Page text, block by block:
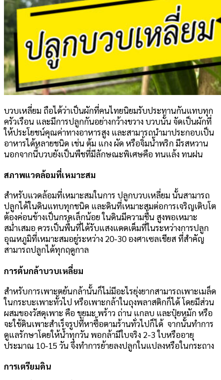
บวบเหลี่ยม ถือได้ว่าเป็นผักที่คนไทยนิยมรับประทานกันแทบทุก
ครัวเรือน และมีการปลูกกันอย่างกว้างขวาง บวบนั้น จัดเป็นผักที่
ให้ประโยชน์คุณค่าทางอาหารสูง และสามารถนำมาประกอบเป็น
อาหารได้หลายชนิด เช่น ต้ม แกง ผัด หรือจิ้มน้ำพริก มีรสหวาน
นอกจากนี้บวบยังเป็นพืชที่มีลักษณะพิเศษคือ ทนแล้ง ทนฝน
สภาพแวดล้อมที่เหมาะสม
สำหรับแวดล้อมที่เหมาะสมในการ ปลูกบวบเหลี่ยม นั้นสามารถ
ปลูกได้ในดินแทบทุกชนิด และดินที่เหมาะสมต่อการเจริญเติบโต
ต้องค่อนข้างเป็นกรดเล็กน้อย ในดินมีความชื้น สูงพอเหมาะ
สม่ำเสมอ ควรเป็นพื้นที่ได้รับแสงแดดเต็มที่ในระหว่างการปลูก
อุณหภูมิที่เหมาะสมอยู่ระหว่าง 20-30 องศาเซลเชียส ที่สำคัญ
สามารถปลูกได้ทุกฤดูกาล
การต้นกล้าบวบเหลี่ยม
สำหรับการเพาะตย้นกล้านั้นก็ไม่มีอะไรยุ่งยากสามารถเพาะเมล็ด
ในกระบะเพาะทั้วไป หรือเพาะกล้าในถุงพลาสติกก็ได้ โดยมีส่วน
ผสมของวัสดุเพาะ คือ ขุยมะ พร้าว ถ่าน แกลบ และปุ๋ยหมัก หรือ
จะใช้ดินเพาะสำเร็จรูปที่หาซื้อตามร้านทั่วไปก็ได้ จากนั้นทำการ
ดูแลรักษาโดยให้น้ำทุกวัน พอกล้ามีใบจริง 2-3 ใบหรืออายุ
ประมาณ 10-15 วัน จึงทำการย้ายลงปลูกในแปลงหรือในกระถาง
การเตรียมดิน